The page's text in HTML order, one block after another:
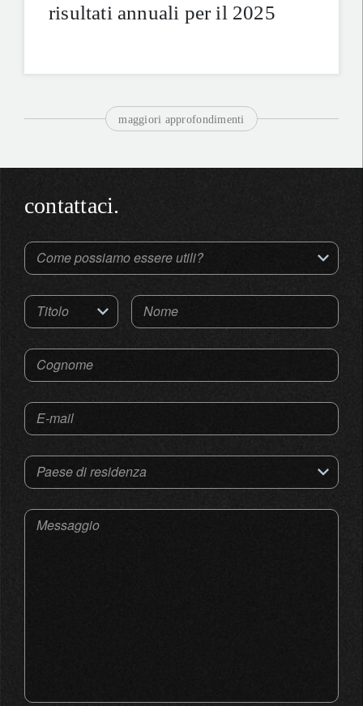
risultati annuali per il 2025
maggiori approfondimenti
contattaci.
Come possiamo essere utili?
Titolo Nome
Cognome
E-mail
Paese di residenza
Messaggio